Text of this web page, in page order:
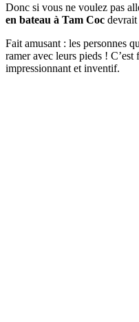
Donc si vous ne voulez pas
en bateau à Tam Coc devrait
Fait amusant : les personnes
ramer avec leurs pieds !
impressionnant et inventif.